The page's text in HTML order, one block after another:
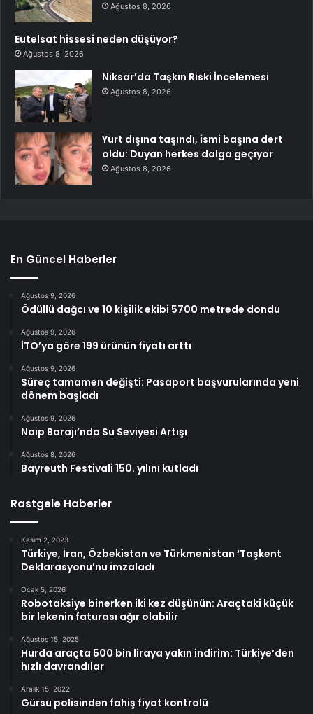
Ağustos 8, 2026
Eutelsat hissesi neden düşüyor?
Ağustos 8, 2026
Niksar’da Taşkın Riski İncelemesi
Ağustos 8, 2026
Yurt dışına taşındı, ismi başına dert
oldu: Duyan herkes dalga geçiyor
Ağustos 8, 2026
En Güncel Haberler
Ağustos 9, 2026
Ödüllü dağcı ve 10 kişilik ekibi 5700 metrede dondu
Ağustos 9, 2026
İTO’ya göre 199 ürünün fiyatı arttı
Ağustos 9, 2026
Süreç tamamen değişti: Pasaport başvurularında yeni
dönem başladı
Ağustos 9, 2026
Naip Barajı’nda Su Seviyesi Artışı
Ağustos 8, 2026
Bayreuth Festivali 150. yılını kutladı
Rastgele Haberler
Kasım 2, 2023
Türkiye, İran, Özbekistan ve Türkmenistan ‘Taşkent
Deklarasyonu’nu imzaladı
Ocak 5, 2026
Robotaksiye binerken iki kez düşünün: Araçtaki küçük
bir lekenin faturası ağır olabilir
Ağustos 15, 2025
Hurda araçta 500 bin liraya yakın indirim: Türkiye’den
hızlı davrandılar
Aralık 15, 2022
Gürsu polisinden fahiş fiyat kontrolü